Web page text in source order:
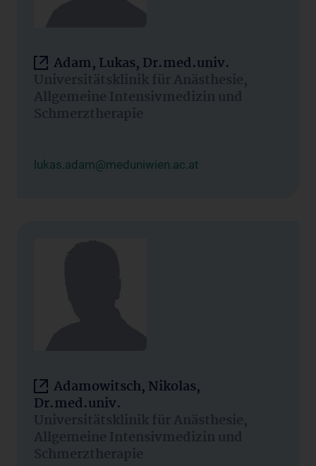
Adam, Lukas, Dr.med.univ.
Universitätsklinik für Anästhesie,
Allgemeine Intensivmedizin und
Schmerztherapie
lukas.adam@meduniwien.ac.at
Adamowitsch, Nikolas,
Dr.med.univ.
Universitätsklinik für Anästhesie,
Allgemeine Intensivmedizin und
Schmerztherapie